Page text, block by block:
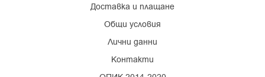
Доставка и плащане
Общи условия
Лични данни
Контакти